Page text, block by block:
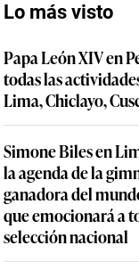
Lo más visto
Papa León XIV en
todas las
Lima, Chiclayo,
Simone Biles en
la agenda de la
ganadora del
que emocionará a
selección nacional